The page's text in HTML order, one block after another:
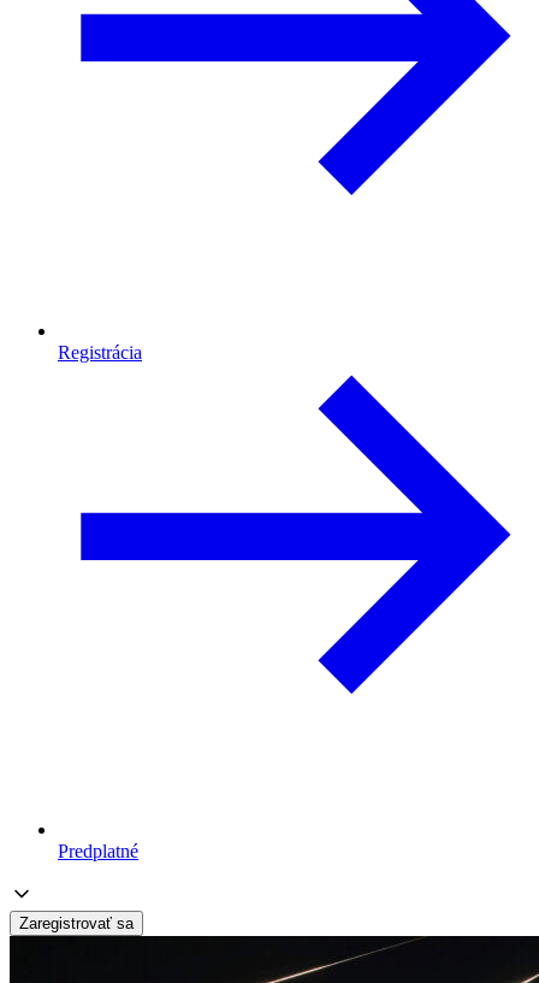
Registrácia
Predplatné
Zaregistrovať sa